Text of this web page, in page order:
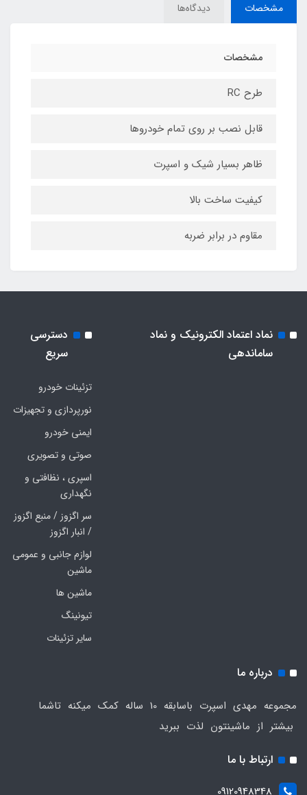
مشخصات دیدگاه‌ها
مشخصات
طرح RC
قابل نصب بر روی تمام خودروها
ظاهر بسیار شیک و اسپرت
کیفیت ساخت بالا
مقاوم در برابر ضربه
نماد اعتماد الکترونیک و نماد
ساماندهی
دسترسی
سریع
تزئینات خودرو
نورپردازی و تجهیزات
ایمنی خودرو
صوتی و تصویری
اسپری ، نظافتی و
نگهداری
سر اگزوز / منبع اگزوز
/ انبار اگزوز
لوازم جانبی و عمومی
ماشین
ماشین ها
تیونینگ
سایر تزئینات
درباره ما
مجموعه مهدی اسپرت باسابقه 10 ساله کمک میکنه تاشما
بیشتر از ماشینتون لذت ببرید
ارتباط با ما
09120948348